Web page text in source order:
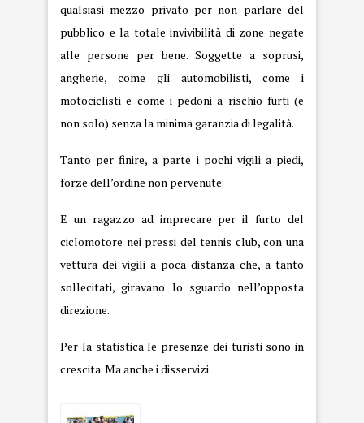
qualsiasi mezzo privato per non parlare del
pubblico e la totale invivibilità di zone negate
alle persone per bene. Soggette a soprusi,
angherie, come gli automobilisti, come i
motociclisti e come i pedoni a rischio furti (e
non solo) senza la minima garanzia di legalità.
Tanto per finire, a parte i pochi vigili a piedi,
forze dell’ordine non pervenute.
E un ragazzo ad imprecare per il furto del
ciclomotore nei pressi del tennis club, con una
vettura dei vigili a poca distanza che, a tanto
sollecitati, giravano lo sguardo nell’opposta
direzione.
Per la statistica le presenze dei turisti sono in
crescita. Ma anche i disservizi.